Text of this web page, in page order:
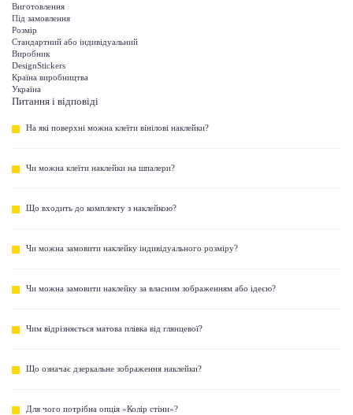
Виготовлення
Під замовлення
Розмір
Стандартний або індивідуальний
Виробник
DesignStickers
Країна виробництва
Україна
Питання і відповіді
На які поверхні можна клеїти вінілові наклейки?
Чи можна клеїти наклейки на шпалери?
Що входить до комплекту з наклейкою?
Чи можна замовити наклейку індивідуального розміру?
Чи можна замовити наклейку за власним зображенням або ідеєю?
Чим відрізняється матова плівка від глянцевої?
Що означає дзеркальне зображення наклейки?
Для чого потрібна опція «Колір стіни»?